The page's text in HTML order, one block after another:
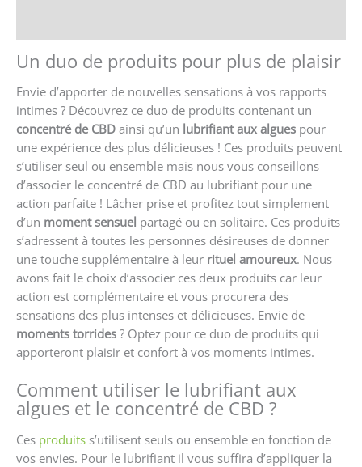
Un duo de produits pour plus de plaisir
Envie d’apporter de nouvelles sensations à vos rapports
intimes ? Découvrez ce duo de produits contenant un
concentré de CBD ainsi qu’un lubrifiant aux algues pour
une expérience des plus délicieuses ! Ces produits peuvent
s’utiliser seul ou ensemble mais nous vous conseillons
d’associer le concentré de CBD au lubrifiant pour une
action parfaite ! Lâcher prise et profitez tout simplement
d’un moment sensuel partagé ou en solitaire. Ces produits
s’adressent à toutes les personnes désireuses de donner
une touche supplémentaire à leur rituel amoureux. Nous
avons fait le choix d’associer ces deux produits car leur
action est complémentaire et vous procurera des
sensations des plus intenses et délicieuses. Envie de
moments torrides ? Optez pour ce duo de produits qui
apporteront plaisir et confort à vos moments intimes.
Comment utiliser le lubrifiant aux
algues et le concentré de CBD ?
Ces produits s’utilisent seuls ou ensemble en fonction de
vos envies. Pour le lubrifiant il vous suffira d’appliquer la